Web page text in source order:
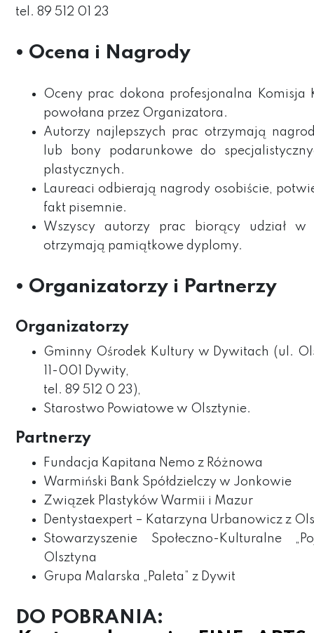
tel. 89 512 01 23
• Ocena i Nagrody
Oceny prac dokona profesjonalna Komisja
powołana przez Organizatora.
Autorzy najlepszych prac otrzymają
lub bony podarunkowe do
plastycznych.
Laureaci odbierają nagrody osobiście,
fakt pisemnie.
Wszyscy autorzy prac biorący udział w
otrzymają pamiątkowe dyplomy.
• Organizatorzy i Partnerzy
Organizatorzy
Gminny Ośrodek Kultury w Dywitach (ul.
11-001 Dywity,
tel. 89 512 0 23),
Starostwo Powiatowe w Olsztynie.
Partnerzy
Fundacja Kapitana Nemo z Różnowa
Warmiński Bank Spółdzielczy w Jonkowie
Związek Plastyków Warmii i Mazur
Dentystaexpert – Katarzyna Urbanowicz z
Stowarzyszenie Społeczno-Kulturalne
Olsztyna
Grupa Malarska „Paleta” z Dywit
DO POBRANIA: